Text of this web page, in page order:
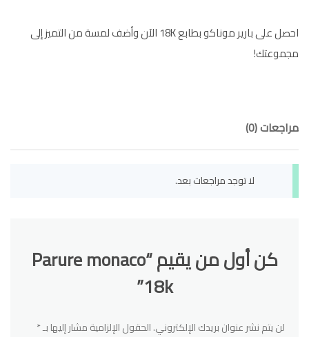
احصل على بارير موناكو بطابع 18K الآن وأضف لمسة من التميز إلى
مجموعتك!
مراجعات (0)
لا توجد مراجعات بعد.
كن أول من يقيم “Parure monaco
18k”
لن يتم نشر عنوان بريدك الإلكتروني.الحقول الإلزامية مشار إليها بـ*